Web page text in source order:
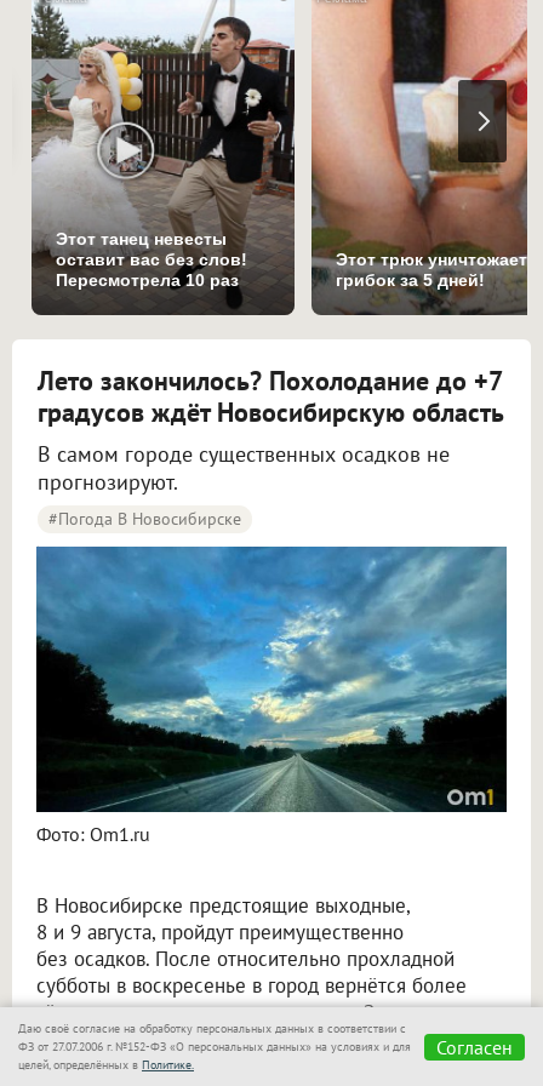
Этот танец невесты
оставит вас без слов!
Пересмотрела 10 раз
Этот трюк уничтожает
грибок за 5 дней!
Лето закончилось? Похолодание до +7
градусов ждёт Новосибирскую область
В самом городе существенных осадков не
прогнозируют.
#Погода В Новосибирске
Фото: Om1.ru
В Новосибирске предстоящие выходные,
8 и 9 августа, пройдут преимущественно
без осадков. После относительно прохладной
субботы в воскресенье в город вернётся более
тёплаяпогода, следует из прогноза Западно-
Сибирского гидрометцентра.
Даю своё согласие на обработку персональных данных в соответствии с
ФЗ от 27.07.2006 г. №152-ФЗ «О персональных данных» на условиях и для
целей, определённых в Политике.
Согласен